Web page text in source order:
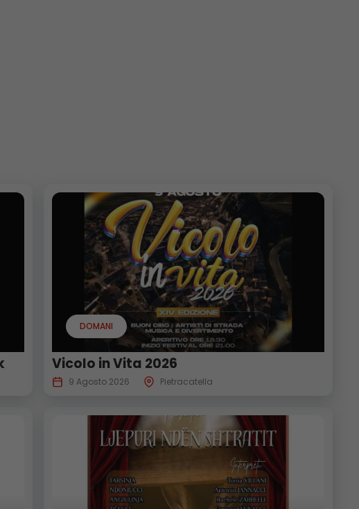
DOMANI
Vicolo in Vita 2026
9 Agosto 2026 Pietracatella